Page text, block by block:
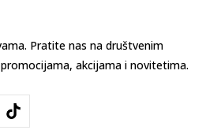
Pratite nas na društvenim
akcijama i novitetima.